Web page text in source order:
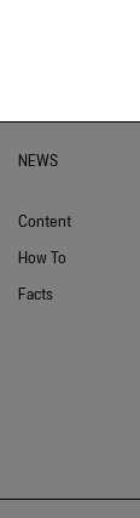
NEWS
Content
How To
Facts